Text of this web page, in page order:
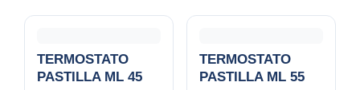
TERMOSTATO
PASTILLA ML 45
TERMOSTATO
PASTILLA ML 55